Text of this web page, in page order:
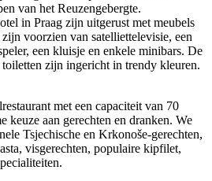
van het Reuzengebergte.
in Praag zijn uitgerust met meubels
voorzien van satelliettelevisie, een
een kluisje en enkele minibars. De
toiletten zijn ingericht in trendy kleuren.
met een capaciteit van 70
keuze aan gerechten en dranken. We
Tsjechische en Krkonoše-gerechten,
visgerechten, populaire kipfilet,